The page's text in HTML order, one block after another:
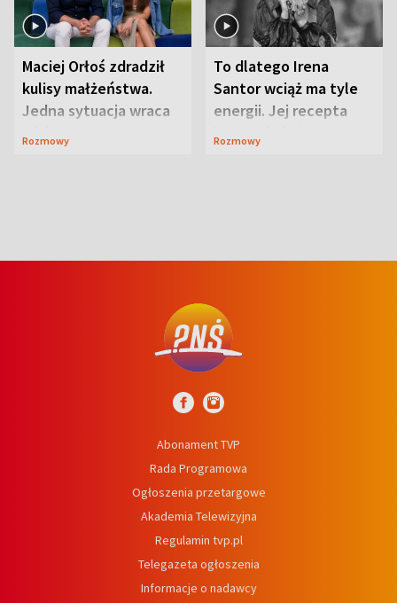
Maciej Orłoś zdradził
kulisy małżeństwa.
Jedna sytuacja wraca
jak bumerang
Rozmowy
To dlatego Irena
Santor wciąż ma tyle
energii. Jej recepta
jest zaskakująco
Rozmowy
Abonament TVP
Rada Programowa
Ogłoszenia przetargowe
Akademia Telewizyjna
Regulamin tvp.pl
Telegazeta ogłoszenia
Informacje o nadawcy